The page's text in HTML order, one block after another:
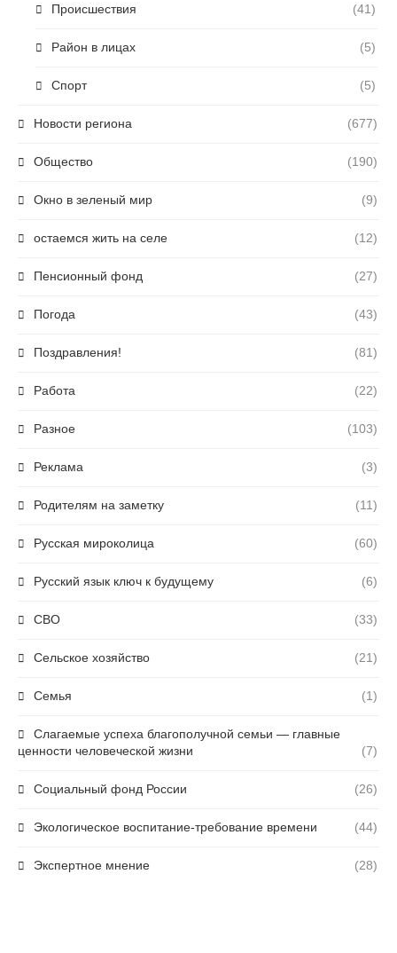
Происшествия (41)
Район в лицах (5)
Спорт (5)
Новости региона (677)
Общество (190)
Окно в зеленый мир (9)
остаемся жить на селе (12)
Пенсионный фонд (27)
Погода (43)
Поздравления! (81)
Работа (22)
Разное (103)
Реклама (3)
Родителям на заметку (11)
Русская мироколица (60)
Русский язык ключ к будущему (6)
СВО (33)
Сельское хозяйство (21)
Семья (1)
Слагаемые успеха благополучной семьи — главные
ценности человеческой жизни
(7)
Социальный фонд России (26)
Экологическое воспитание-требование времени (44)
Экспертное мнение (28)